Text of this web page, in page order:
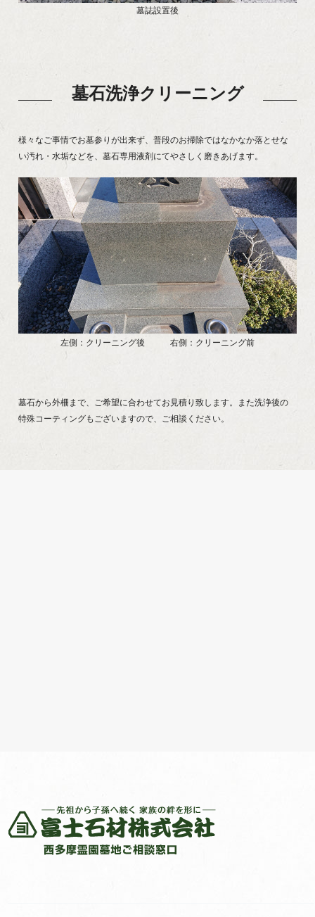
墓誌設置後
墓石洗浄クリーニング
様々なご事情でお墓参りが出来ず、普段のお掃除ではなかなか落とせな
い汚れ・水垢などを、墓石専用液剤にてやさしく磨きあげます。
左側：クリーニング後 右側：クリーニング前
墓石から外柵まで、ご希望に合わせてお見積り致します。また洗浄後の
特殊コーティングもございますので、ご相談ください。